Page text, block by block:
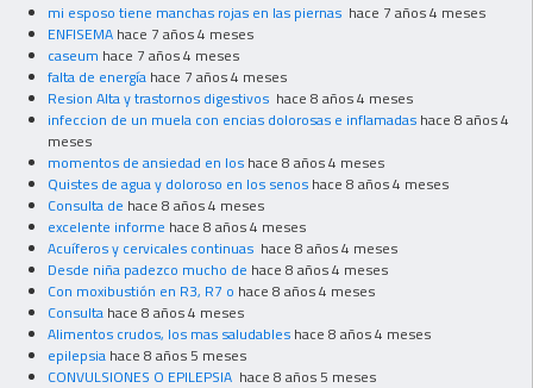
mi esposo tiene manchas rojas en las piernas hace 7 años 4 meses
ENFISEMA hace 7 años 4 meses
caseum hace 7 años 4 meses
falta de energía hace 7 años 4 meses
Resion Alta y trastornos digestivos hace 8 años 4 meses
infeccion de un muela con encias dolorosas e inflamadas hace 8 años 4
meses
momentos de ansiedad en los hace 8 años 4 meses
Quistes de agua y doloroso en los senos hace 8 años 4 meses
Consulta de hace 8 años 4 meses
excelente informe hace 8 años 4 meses
Acuíferos y cervicales continuas hace 8 años 4 meses
Desde niña padezco mucho de hace 8 años 4 meses
Con moxibustión en R3, R7 o hace 8 años 4 meses
Consulta hace 8 años 4 meses
Alimentos crudos, los mas saludables hace 8 años 4 meses
epilepsia hace 8 años 5 meses
CONVULSIONES O EPILEPSIA hace 8 años 5 meses